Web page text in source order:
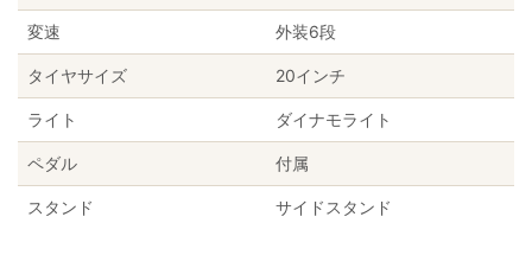
変速 外装6段
タイヤサイズ 20インチ
ライト ダイナモライト
ペダル 付属
スタンド サイドスタンド